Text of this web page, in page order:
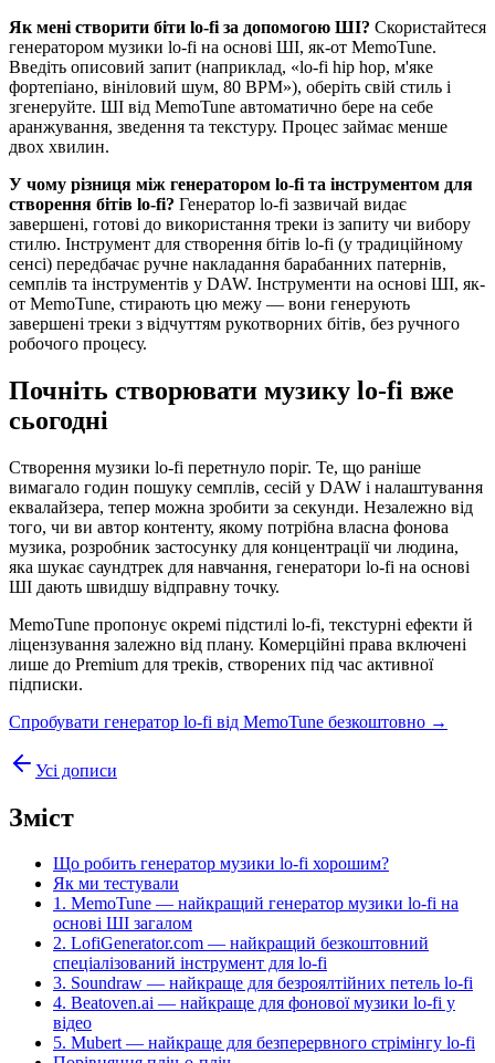
Як мені створити біти lo-fi за допомогою ШІ? Скористайтеся
генератором музики lo-fi на основі ШІ, як-от MemoTune.
Введіть описовий запит (наприклад, «lo-fi hip hop, м'яке
фортепіано, вініловий шум, 80 BPM»), оберіть свій стиль і
згенеруйте. ШІ від MemoTune автоматично бере на себе
аранжування, зведення та текстуру. Процес займає менше
двох хвилин.
У чому різниця між генератором lo-fi та інструментом для
створення бітів lo-fi? Генератор lo-fi зазвичай видає
завершені, готові до використання треки із запиту чи вибору
стилю. Інструмент для створення бітів lo-fi (у традиційному
сенсі) передбачає ручне накладання барабанних патернів,
семплів та інструментів у DAW. Інструменти на основі ШІ, як-
от MemoTune, стирають цю межу — вони генерують
завершені треки з відчуттям рукотворних бітів, без ручного
робочого процесу.
Почніть створювати музику lo-fi вже
сьогодні
Створення музики lo-fi перетнуло поріг. Те, що раніше
вимагало годин пошуку семплів, сесій у DAW і налаштування
еквалайзера, тепер можна зробити за секунди. Незалежно від
того, чи ви автор контенту, якому потрібна власна фонова
музика, розробник застосунку для концентрації чи людина,
яка шукає саундтрек для навчання, генератори lo-fi на основі
ШІ дають швидшу відправну точку.
MemoTune пропонує окремі підстилі lo-fi, текстурні ефекти й
ліцензування залежно від плану. Комерційні права включені
лише до Premium для треків, створених під час активної
підписки.
Спробувати генератор lo-fi від MemoTune безкоштовно →
Усі дописи
Зміст
Що робить генератор музики lo-fi хорошим?
Як ми тестували
1. MemoTune — найкращий генератор музики lo-fi на
основі ШІ загалом
2. LofiGenerator.com — найкращий безкоштовний
спеціалізований інструмент для lo-fi
3. Soundraw — найкраще для безроялтійних петель lo-fi
4. Beatoven.ai — найкраще для фонової музики lo-fi у
відео
5. Mubert — найкраще для безперервного стрімінгу lo-fi